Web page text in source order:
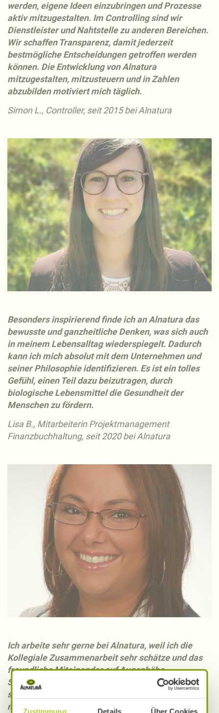
Zustimmung Details Über Cookies
werden, eigene Ideen einzubringen und Prozesse
aktiv mitzugestalten. Im Controlling sind wir
Dienstleister und Nahtstelle zu anderen Bereichen.
Wir schaffen Transparenz, damit jederzeit
bestmögliche Entscheidungen getroffen werden
können. Die Entwicklung von Alnatura
mitzugestalten, mitzusteuern und in Zahlen
abzubilden motiviert mich täglich.
Simon L., Controller, seit 2015 bei Alnatura
Besonders inspirierend finde ich an Alnatura das
bewusste und ganzheitliche Denken, was sich auch
in meinem Lebensalltag wiederspiegelt. Dadurch
kann ich mich absolut mit dem Unternehmen und
seiner Philosophie identifizieren. Es ist ein tolles
Gefühl, einen Teil dazu beizutragen, durch
biologische Lebensmittel die Gesundheit der
Menschen zu fördern.
Lisa B., Mitarbeiterin Projektmanagement
Finanzbuchhaltung, seit 2020 bei Alnatura
Ich arbeite sehr gerne bei Alnatura, weil ich die
Kollegiale Zusammenarbeit sehr schätze und das
freundliche Miteinander auf Augenhöhe.
Selbstverantwortliches Arbeiten wird bei Alnatura
sehr groß geschrieben. Das gefällt mir sehr und
motiviert mich bei meiner täglichen Arbeit.